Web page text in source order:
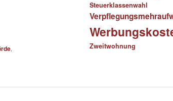
,
Steuerklassenwahl
Zweitwohnung